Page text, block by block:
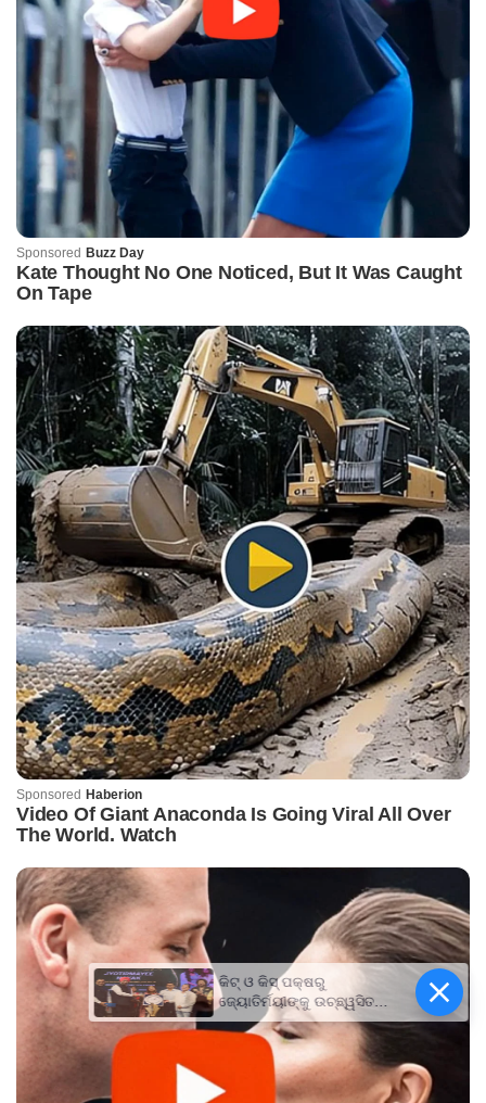
କିଟ୍‍ ଓ କିସ୍‍ ପକ୍ଷରୁ
ଜ୍ୟୋତିର୍ମୟୀଙ୍କୁ ଉଚ୍ଛ୍ୱସିତ
ସମ୍ବର୍ଦ୍ଧନା; ୫ଲକ୍ଷ ଟଙ୍କାର
ପ୍ରୋତ୍ସାହନ ରାଶି ପ୍ରଦାନ